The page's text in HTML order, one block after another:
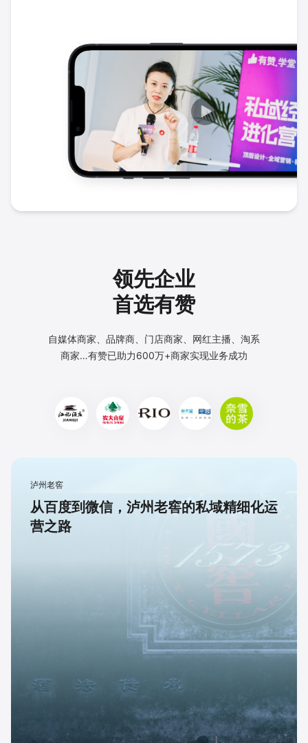
领先企业
首选有赞
自媒体商家、品牌商、门店商家、网红主播、淘系
商家…有赞已助力600万+商家实现业务成功
泸州老窖
从百度到微信，泸州老窖的私域精细化运
营之路